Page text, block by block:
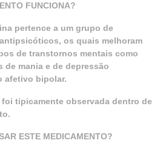
FUNCIONA?
pertence a um grupo de
os quais melhoram
de transtornos mentais como
mania e de depressão
afetivo bipolar.
tipicamente observada dentro de
ESTE MEDICAMENTO?